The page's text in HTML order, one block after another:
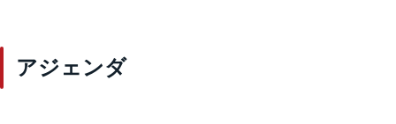
アジェンダ